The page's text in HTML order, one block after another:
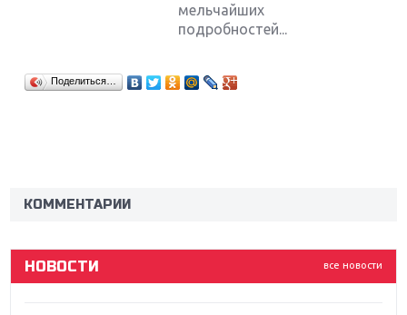
мельчайших
подробностей...
Поделиться…
КОММЕНТАРИИ
все новости
НОВОСТИ
Far Cry 5: хвалить нельзя ругать